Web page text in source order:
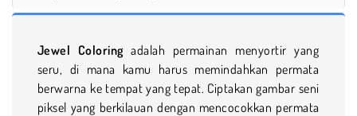
Jewel Coloringadalah permainan menyortir yang
seru, di mana kamu harus memindahkan permata
berwarna ke tempat yang tepat. Ciptakan gambar seni
piksel yang berkilauan dengan mencocokkan permata